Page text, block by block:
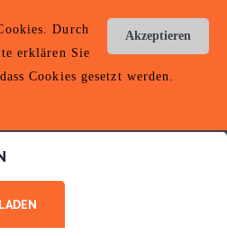
Toggle
22010036
Akzeptieren
Durch
erklären Sie
Cookies gesetzt werden.